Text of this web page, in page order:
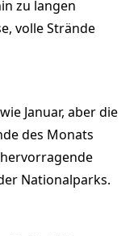
zu langen
volle Strände
Januar, aber die
des Monats
Nationalparks.